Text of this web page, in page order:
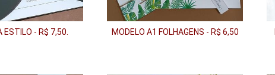
ESTILO - R$ 7,50. MODELO A1 FOLHAGENS - R$ 6,50